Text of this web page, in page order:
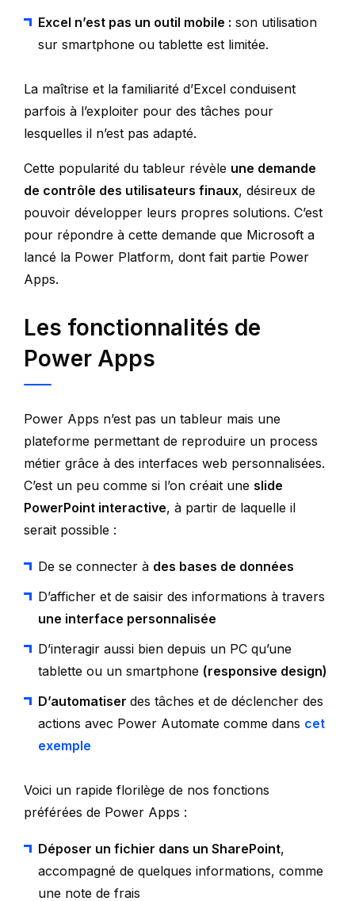
Excel n’est pas un outil mobile : son utilisation
sur smartphone ou tablette est limitée.
La maîtrise et la familiarité d’Excel conduisent
parfois à l’exploiter pour des tâches pour
lesquelles il n’est pas adapté.
Cette popularité du tableur révèle une demande
de contrôle des utilisateurs finaux, désireux de
pouvoir développer leurs propres solutions. C’est
pour répondre à cette demande que Microsoft a
lancé la Power Platform, dont fait partie Power
Apps.
Les fonctionnalités de
Power Apps
Power Apps n’est pas un tableur mais une
plateforme permettant de reproduire un process
métier grâce à des interfaces web personnalisées.
C’est un peu comme si l’on créait une slide
PowerPoint interactive, à partir de laquelle il
serait possible :
De se connecter à des bases de données
D’afficher et de saisir des informations à travers
une interface personnalisée
D’interagir aussi bien depuis un PC qu’une
tablette ou un smartphone (responsive design)
D’automatiser des tâches et de déclencher des
actions avec Power Automate comme dans cet
exemple
Voici un rapide florilège de nos fonctions
préférées de Power Apps :
Déposer un fichier dans un SharePoint,
accompagné de quelques informations, comme
une note de frais